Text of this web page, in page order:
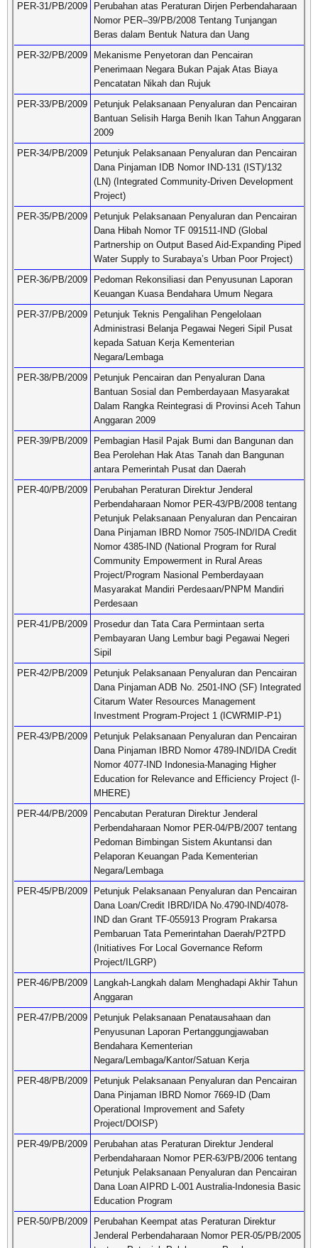
PER-31/PB/2009
Perubahan atas Peraturan Dirjen Perbendaharaan
Nomor PER–39/PB/2008 Tentang Tunjangan
Beras dalam Bentuk Natura dan Uang
PER-32/PB/2009
Mekanisme Penyetoran dan Pencairan
Penerimaan Negara Bukan Pajak Atas Biaya
Pencatatan Nikah dan Rujuk
PER-33/PB/2009
Petunjuk Pelaksanaan Penyaluran dan Pencairan
Bantuan Selisih Harga Benih Ikan Tahun Anggaran
2009
PER-34/PB/2009
Petunjuk Pelaksanaan Penyaluran dan Pencairan
Dana Pinjaman IDB Nomor IND-131 (IST)/132
(LN) (Integrated Community-Driven Development
Project)
PER-35/PB/2009
Petunjuk Pelaksanaan Penyaluran dan Pencairan
Dana Hibah Nomor TF 091511-IND (Global
Partnership on Output Based Aid-Expanding Piped
Water Supply to Surabaya’s Urban Poor Project)
PER-36/PB/2009
Pedoman Rekonsiliasi dan Penyusunan Laporan
Keuangan Kuasa Bendahara Umum Negara
PER-37/PB/2009
Petunjuk Teknis Pengalihan Pengelolaan
Administrasi Belanja Pegawai Negeri Sipil Pusat
kepada Satuan Kerja Kementerian
Negara/Lembaga
PER-38/PB/2009
Petunjuk Pencairan dan Penyaluran Dana
Bantuan Sosial dan Pemberdayaan Masyarakat
Dalam Rangka Reintegrasi di Provinsi Aceh Tahun
Anggaran 2009
PER-39/PB/2009
Pembagian Hasil Pajak Bumi dan Bangunan dan
Bea Perolehan Hak Atas Tanah dan Bangunan
antara Pemerintah Pusat dan Daerah
PER-40/PB/2009
Perubahan Peraturan Direktur Jenderal
Perbendaharaan Nomor PER-43/PB/2008 tentang
Petunjuk Pelaksanaan Penyaluran dan Pencairan
Dana Pinjaman IBRD Nomor 7505-IND/IDA Credit
Nomor 4385-IND (National Program for Rural
Community Empowerment in Rural Areas
Project/Program Nasional Pemberdayaan
Masyarakat Mandiri Perdesaan/PNPM Mandiri
Perdesaan
PER-41/PB/2009
Prosedur dan Tata Cara Permintaan serta
Pembayaran Uang Lembur bagi Pegawai Negeri
Sipil
PER-42/PB/2009
Petunjuk Pelaksanaan Penyaluran dan Pencairan
Dana Pinjaman ADB No. 2501-INO (SF) Integrated
Citarum Water Resources Management
Investment Program-Project 1 (ICWRMIP-P1)
PER-43/PB/2009
Petunjuk Pelaksanaan Penyaluran dan Pencairan
Dana Pinjaman IBRD Nomor 4789-IND/IDA Credit
Nomor 4077-IND Indonesia-Managing Higher
Education for Relevance and Efficiency Project (I-
MHERE)
PER-44/PB/2009
Pencabutan Peraturan Direktur Jenderal
Perbendaharaan Nomor PER-04/PB/2007 tentang
Pedoman Bimbingan Sistem Akuntansi dan
Pelaporan Keuangan Pada Kementerian
Negara/Lembaga
PER-45/PB/2009
Petunjuk Pelaksanaan Penyaluran dan Pencairan
Dana Loan/Credit IBRD/IDA No.4790-IND/4078-
IND dan Grant TF-055913 Program Prakarsa
Pembaruan Tata Pemerintahan Daerah/P2TPD
(Initiatives For Local Governance Reform
Project/ILGRP)
PER-46/PB/2009
Langkah-Langkah dalam Menghadapi Akhir Tahun
Anggaran
PER-47/PB/2009
Petunjuk Pelaksanaan Penatausahaan dan
Penyusunan Laporan Pertanggungjawaban
Bendahara Kementerian
Negara/Lembaga/Kantor/Satuan Kerja
PER-48/PB/2009
Petunjuk Pelaksanaan Penyaluran dan Pencairan
Dana Pinjaman IBRD Nomor 7669-ID (Dam
Operational Improvement and Safety
Project/DOISP)
PER-49/PB/2009
Perubahan atas Peraturan Direktur Jenderal
Perbendaharaan Nomor PER-63/PB/2006 tentang
Petunjuk Pelaksanaan Penyaluran dan Pencairan
Dana Loan AIPRD L-001 Australia-Indonesia Basic
Education Program
PER-50/PB/2009
Perubahan Keempat atas Peraturan Direktur
Jenderal Perbendaharaan Nomor PER-05/PB/2005